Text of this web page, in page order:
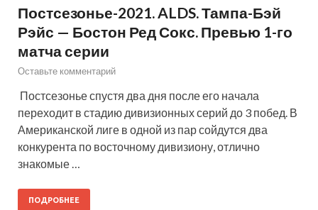
Постсезонье-2021. ALDS. Тампа-Бэй
Рэйс — Бостон Ред Сокс. Превью 1-го
матча серии
Оставьте комментарий
Постсезонье спустя два дня после его начала
переходит в стадию дивизионных серий до 3 побед. В
Американской лиге в одной из пар сойдутся два
конкурента по восточному дивизиону, отлично
знакомые …
ПОДРОБНЕЕ